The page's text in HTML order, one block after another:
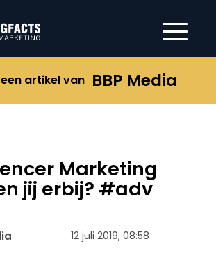
artikel van BBP Media
Marketing
jij erbij? #adv
12 juli 2019, 08:58